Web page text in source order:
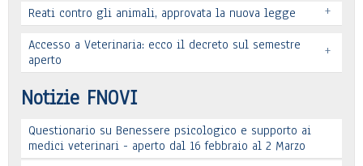
Leggi tutto
Leggi tutto
Reati contro gli animali, approvata la nuova legge +
Leggi tutto
Accesso a Veterinaria: ecco il decreto sul semestre
aperto
+
Leggi tutto
Notizie FNOVI
Questionario su Benessere psicologico e supporto ai
medici veterinari - aperto dal 16 febbraio al 2 Marzo